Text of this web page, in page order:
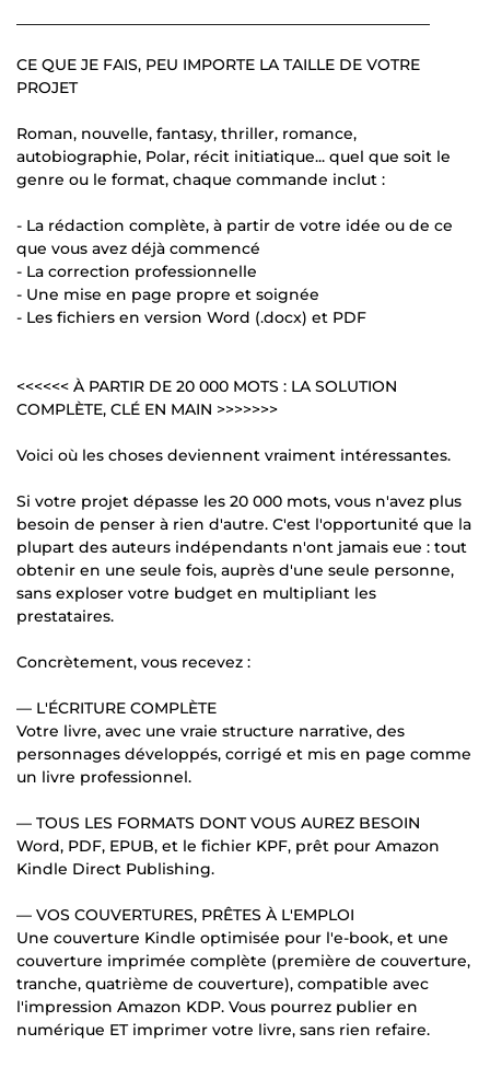
CE QUE JE FAIS, PEU IMPORTE LA TAILLE DE VOTRE
PROJET
Roman, nouvelle, fantasy, thriller, romance,
autobiographie, Polar, récit initiatique... quel que soit le
genre ou le format, chaque commande inclut :
- La rédaction complète, à partir de votre idée ou de ce
que vous avez déjà commencé
- La correction professionnelle
- Une mise en page propre et soignée
- Les fichiers en version Word (.docx) et PDF
<<<<<< À PARTIR DE 20 000 MOTS : LA SOLUTION
COMPLÈTE, CLÉ EN MAIN >>>>>>>
Voici où les choses deviennent vraiment intéressantes.
Si votre projet dépasse les 20 000 mots, vous n'avez plus
besoin de penser à rien d'autre. C'est l'opportunité que la
plupart des auteurs indépendants n'ont jamais eue : tout
obtenir en une seule fois, auprès d'une seule personne,
sans exploser votre budget en multipliant les
prestataires.
Concrètement, vous recevez :
— L'ÉCRITURE COMPLÈTE
Votre livre, avec une vraie structure narrative, des
personnages développés, corrigé et mis en page comme
un livre professionnel.
— TOUS LES FORMATS DONT VOUS AUREZ BESOIN
Word, PDF, EPUB, et le fichier KPF, prêt pour Amazon
Kindle Direct Publishing.
— VOS COUVERTURES, PRÊTES À L'EMPLOI
Une couverture Kindle optimisée pour l'e-book, et une
couverture imprimée complète (première de couverture,
tranche, quatrième de couverture), compatible avec
l'impression Amazon KDP. Vous pourrez publier en
numérique ET imprimer votre livre, sans rien refaire.